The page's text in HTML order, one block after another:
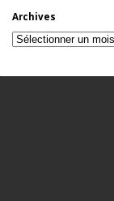
Archives
Archives